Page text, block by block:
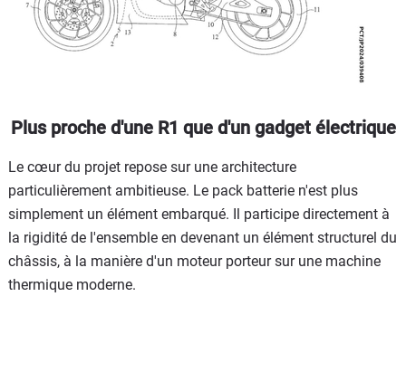
Plus proche d'une R1 que d'un gadget électrique
Le cœur du projet repose sur une architecture
particulièrement ambitieuse. Le pack batterie n'est plus
simplement un élément embarqué. Il participe directement à
la rigidité de l'ensemble en devenant un élément structurel du
châssis, à la manière d'un moteur porteur sur une machine
thermique moderne.